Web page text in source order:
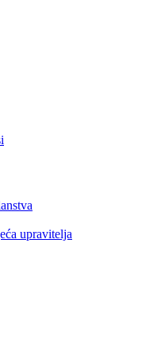
upravitelja